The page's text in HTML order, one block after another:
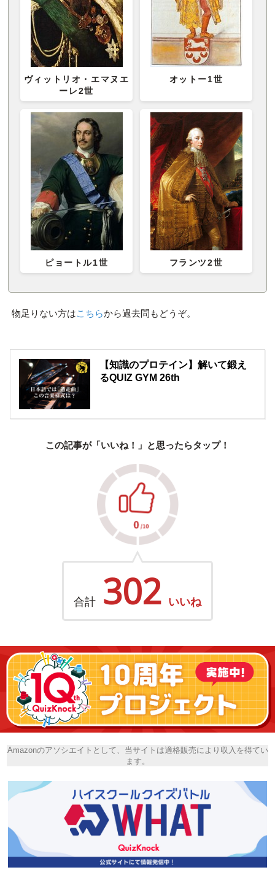
ヴィットリオ・エマヌエ
ーレ2世
オットー1世
ピョートル1世 フランツ2世
物足りない方はこちらから過去問もどうぞ。
【知識のプロテイン】解いて鍛え
るQUIZ GYM 26th
この記事が「いいね！」と思ったらタップ！
合計 302 いいね
Amazonのアソシエイトとして、当サイトは適格販売により収入を得てい
ます。